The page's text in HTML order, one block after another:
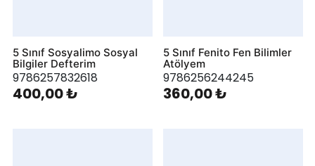
5 Sınıf Sosyalimo Sosyal
Bilgiler Defterim
9786257832618
400,00 ₺
5 Sınıf Fenito Fen Bilimler
Atölyem
9786256244245
360,00 ₺